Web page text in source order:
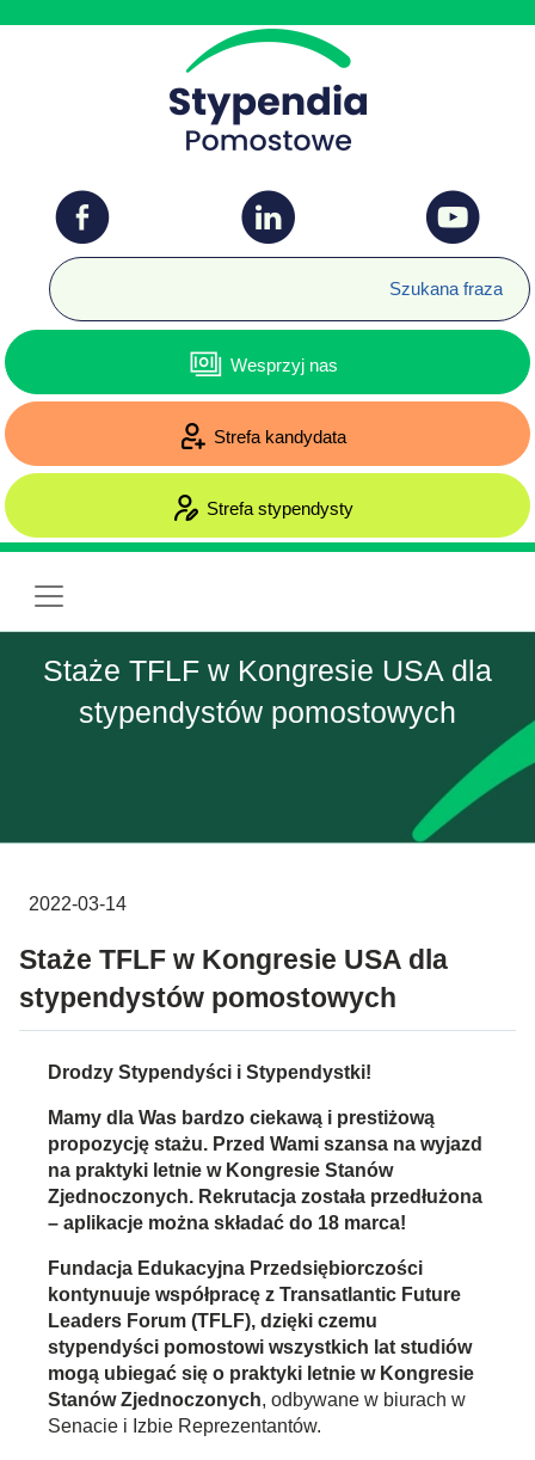
Wesprzyj nas
Strefa kandydata
Strefa stypendysty
Staże TFLF w Kongresie USA dla
stypendystów pomostowych
2022-03-14
Staże TFLF w Kongresie USA dla
stypendystów pomostowych
Drodzy Stypendyści i Stypendystki!
Mamy dla Was bardzo ciekawą i prestiżową
propozycję stażu. Przed Wami szansa na wyjazd
na praktyki letnie w Kongresie Stanów
Zjednoczonych. Rekrutacja została przedłużona
– aplikacje można składać do 18 marca!
Fundacja Edukacyjna Przedsiębiorczości
kontynuuje współpracę z Transatlantic Future
Leaders Forum (TFLF), dzięki czemu
stypendyści pomostowi wszystkich lat studiów
mogą ubiegać się o praktyki letnie w Kongresie
Stanów Zjednoczonych, odbywane w biurach w
Senacie i Izbie Reprezentantów.